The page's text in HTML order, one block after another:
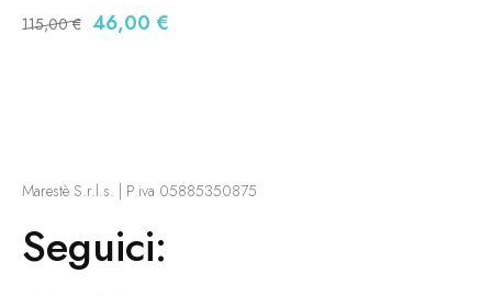
115,00€ 46,00 €
Marestè S.r.l.s. | P.iva 05885350875
Seguici: